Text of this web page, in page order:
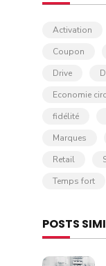
Activation
Coupon
Drive
Economie
fidélité
Marques
Retail
Temps fort
POSTS